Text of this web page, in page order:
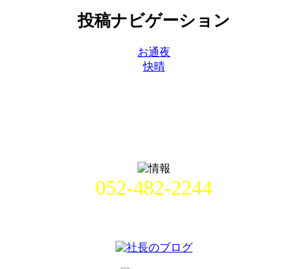
投稿ナビゲーション
お通夜
快晴
052-482-2244